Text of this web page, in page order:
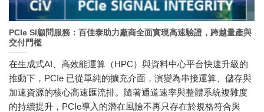
PCIe SI顧問服務：百佳泰助力廠商全面實現高速驗證，跨越量產與
交付門檻
在生成式AI、高效能運算（HPC）與資料中心平台快速升級的
推動下，PCIe 已從單純的擴充介面，演變為串接運算、儲存與
加速資源的核心高速匯流排。隨著通道速率與整體系統複雜度
的持續提升，PCIe導入的潛在風險不再只存在於規格符合與